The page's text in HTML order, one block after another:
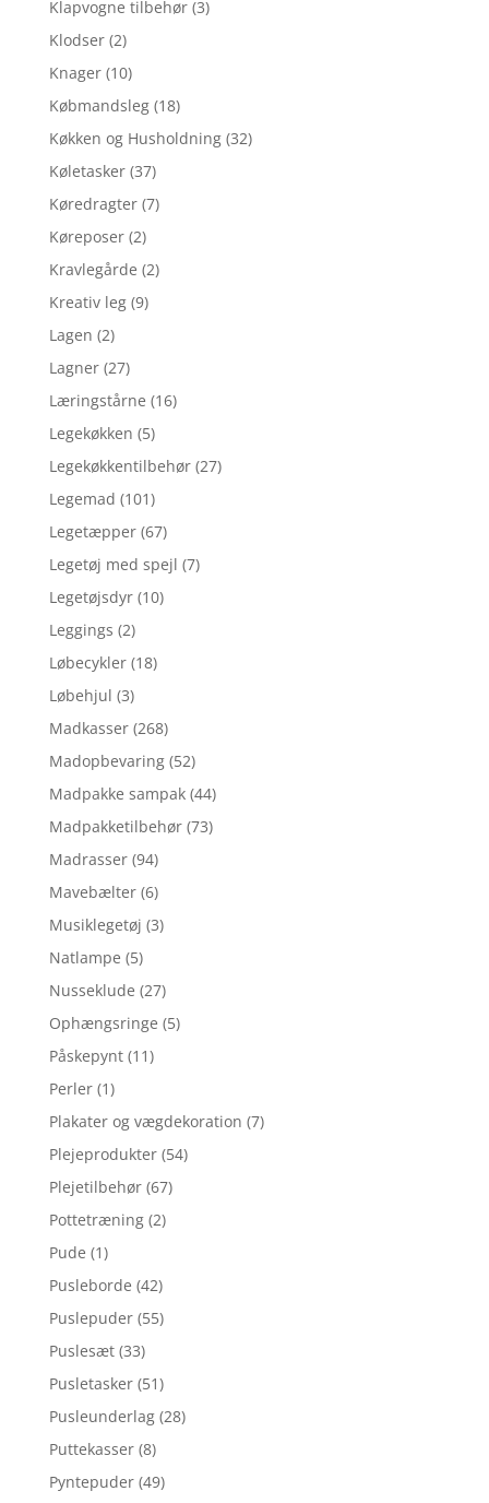
Klapvogne tilbehør (3)
Klodser (2)
Knager (10)
Købmandsleg (18)
Køkken og Husholdning (32)
Køletasker (37)
Køredragter (7)
Køreposer (2)
Kravlegårde (2)
Kreativ leg (9)
Lagen (2)
Lagner (27)
Læringstårne (16)
Legekøkken (5)
Legekøkkentilbehør (27)
Legemad (101)
Legetæpper (67)
Legetøj med spejl (7)
Legetøjsdyr (10)
Leggings (2)
Løbecykler (18)
Løbehjul (3)
Madkasser (268)
Madopbevaring (52)
Madpakke sampak (44)
Madpakketilbehør (73)
Madrasser (94)
Mavebælter (6)
Musiklegetøj (3)
Natlampe (5)
Nusseklude (27)
Ophængsringe (5)
Påskepynt (11)
Perler (1)
Plakater og vægdekoration (7)
Plejeprodukter (54)
Plejetilbehør (67)
Pottetræning (2)
Pude (1)
Pusleborde (42)
Puslepuder (55)
Puslesæt (33)
Pusletasker (51)
Pusleunderlag (28)
Puttekasser (8)
Pyntepuder (49)